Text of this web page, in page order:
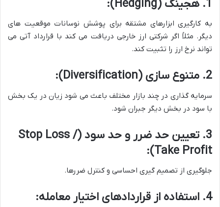
1. هجینگ (Hedging):
به کارگیری ابزارهای مشتقه برای پوشش نوسانات موقعیت های
دیگر. مثلاً اگر شرکتی ارز خارجی دریافت می کند با قرارداد آتی می
تواند نرخ ارز را تثبیت کند.
2. متنوع سازی (Diversification):
سرمایه گذاری در چند بازار مختلف باعث می شود زیان در یک بخش
با سود در بخش دیگر جبران شود.
3. تعیین حد ضرر و حد سود (Stop Loss /
Take Profit):
جلوگیری از تصمیم گیری احساسی و کنترل ضررها.
4. استفاده از قراردادهای اختیار معامله: